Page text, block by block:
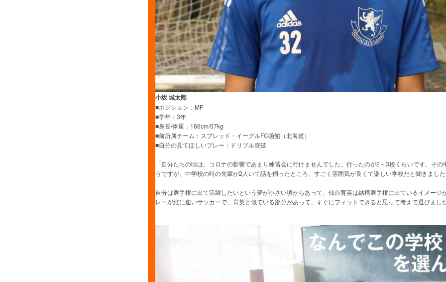
小坂 城太郎
■ポジション：MF
■学年：3年
■身長/体重：166cm/57kg
■前所属チーム：スプレッド・イーグルFC函館（北海道）
■自分の見てほしいプレー：ドリブル突破
「自分たちの頃は、コロナの影響であまり練習会に行けませんでした。行ったのが2～3校くらいです。そ
うですが、中学校の時の先輩が2人いて話を伺ったところ、すごく雰囲気が良くて楽しい学校だと聞きまし
自分は選手権に出て活躍したいという夢が小さい頃からあって、仙台育英は結構選手権に出ているイメージ
レーが縦に速いサッカーで、育英と似ている部分があって、すぐにフィットできると思って考えて選びまし